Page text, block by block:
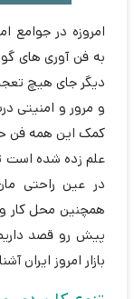
امروزه در جوامع
به فن آوری های
دیگر جای هیچ
و مرور و امنیتی
کمک این همه فن
علم زده شده است
در عین راحتی
همچنین محل کار
پیش رو قصد
بازار امروز ایران